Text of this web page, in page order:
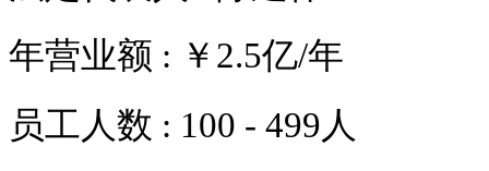
年营业额 : ￥2.5亿/年
员工人数 : 100 - 499人